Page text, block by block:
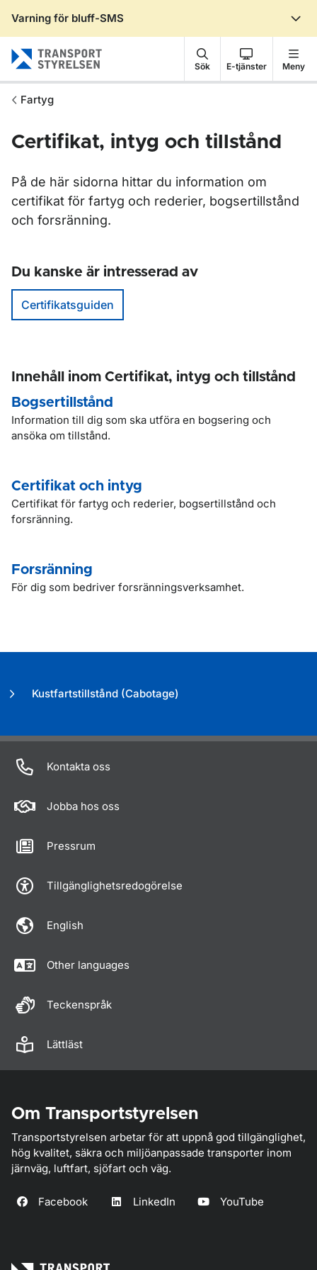
Varning för bluff-SMS
Sök E-tjänster Meny
Fartyg
Certifikat, intyg och tillstånd
På de här sidorna hittar du information om
certifikat för fartyg och rederier, bogsertillstånd
och forsränning.
Du kanske är intresserad av
Certifikatsguiden
Innehåll inom Certifikat, intyg och tillstånd
Bogsertillstånd
Information till dig som ska utföra en bogsering och
ansöka om tillstånd.
Certifikat och intyg
Certifikat för fartyg och rederier, bogsertillstånd och
forsränning.
Forsränning
För dig som bedriver forsränningsverksamhet.
Kustfartstillstånd (Cabotage)
Kontakta oss
Jobba hos oss
Pressrum
Tillgänglighetsredogörelse
English
Other languages
Teckenspråk
Lättläst
Om Transportstyrelsen
Transportstyrelsen arbetar för att uppnå god tillgänglighet,
hög kvalitet, säkra och miljöanpassade transporter inom
järnväg, luftfart, sjöfart och väg.
Facebook LinkedIn YouTube